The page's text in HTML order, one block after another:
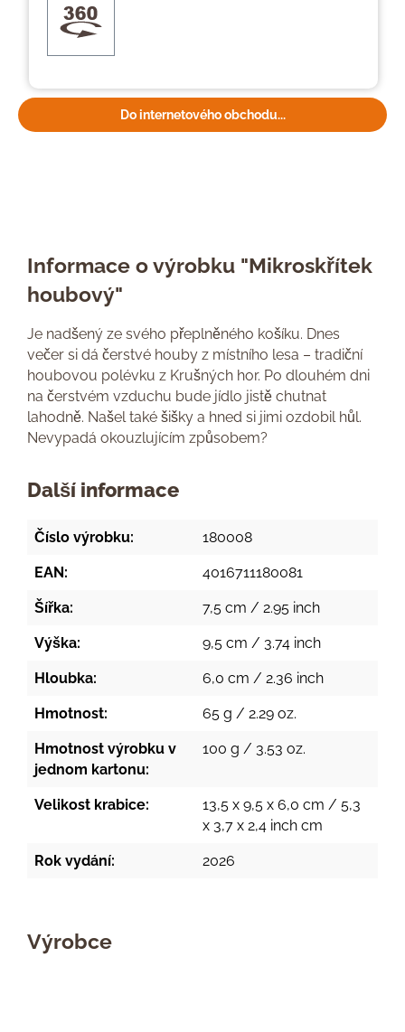
Do internetového obchodu...
Informace o výrobku "Mikroskřítek
houbový"
Je nadšený ze svého přeplněného košíku. Dnes
večer si dá čerstvé houby z místního lesa – tradiční
houbovou polévku z Krušných hor. Po dlouhém dni
na čerstvém vzduchu bude jídlo jistě chutnat
lahodně. Našel také šišky a hned si jimi ozdobil hůl.
Nevypadá okouzlujícím způsobem?
Další informace
Číslo výrobku: 180008
EAN: 4016711180081
Šířka: 7,5 cm / 2.95 inch
Výška: 9,5 cm / 3.74 inch
Hloubka: 6,0 cm / 2.36 inch
Hmotnost: 65 g / 2.29 oz.
Hmotnost výrobku v
jednom kartonu:
100 g / 3.53 oz.
Velikost krabice:
13,5 x 9,5 x 6,0 cm / 5,3
x 3,7 x 2,4 inch cm
Rok vydání: 2026
Výrobce